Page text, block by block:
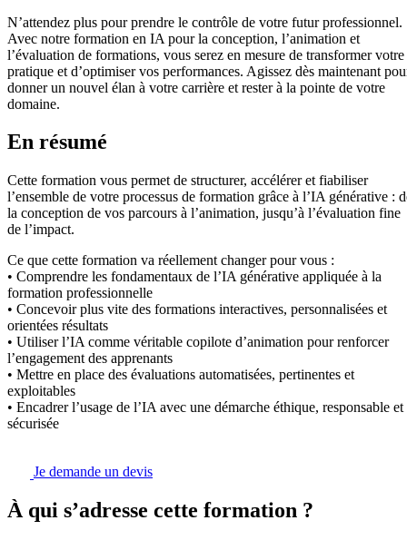
N’attendez plus pour prendre le contrôle de votre futur professionnel.
Avec notre formation en IA pour la conception, l’animation et
l’évaluation de formations, vous serez en mesure de transformer votre
pratique et d’optimiser vos performances. Agissez dès maintenant
donner un nouvel élan à votre carrière et rester à la pointe de votre
domaine.
En résumé
Cette formation vous permet de structurer, accélérer et fiabiliser
l’ensemble de votre processus de formation grâce à l’IA générative :
la conception de vos parcours à l’animation, jusqu’à l’évaluation fine
de l’impact.
Ce que cette formation va réellement changer pour vous :
• Comprendre les fondamentaux de l’IA générative appliquée à la
formation professionnelle
• Concevoir plus vite des formations interactives, personnalisées et
orientées résultats
• Utiliser l’IA comme véritable copilote d’animation pour renforcer
l’engagement des apprenants
• Mettre en place des évaluations automatisées, pertinentes et
exploitables
• Encadrer l’usage de l’IA avec une démarche éthique, responsable et
sécurisée
Je demande un devis
À qui s’adresse cette formation ?